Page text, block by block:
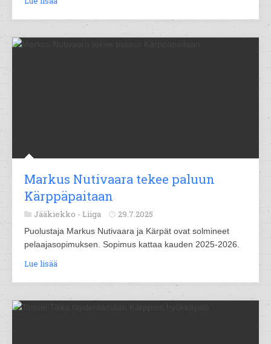
Markus Nutivaara tekee paluun
Kärppäpaitaan
Jääkiekko - Liiga 29.7.2025
Puolustaja Markus Nutivaara ja Kärpät ovat solmineet
pelaajasopimuksen. Sopimus kattaa kauden 2025-2026.
Lue lisää